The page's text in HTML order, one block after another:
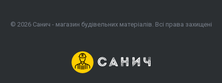
© 2026 Санич - магазин будівельних матеріалів. Всі права захищені